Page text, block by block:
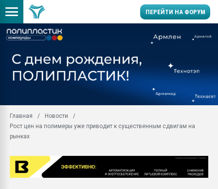
ПЕРЕЙТИ НА ФОРУМ
Вакуум-формовочные
28.07.2026
Всё, что касается
бутылок
Главная
Новости
Рост цен на полимеры уже приводит к существенным сдвигам на
рынках